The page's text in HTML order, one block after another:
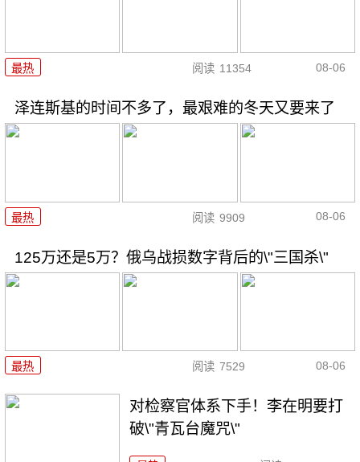
最热 阅读 11354 08-06
泽连斯基的时间不多了，最艰难的冬天又要来了
最热 阅读 9909 08-06
125万还是5万？俄乌战损数字背后的\"三国杀\"
最热 阅读 7529 08-06
对检察官体系下手！李在明要打
破\"青瓦台魔咒\"